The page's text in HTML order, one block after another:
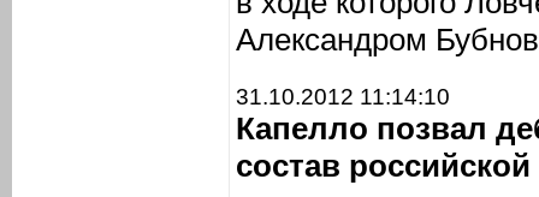
Александром
31.10.2012 11:14:10
Капелло позвал
состав